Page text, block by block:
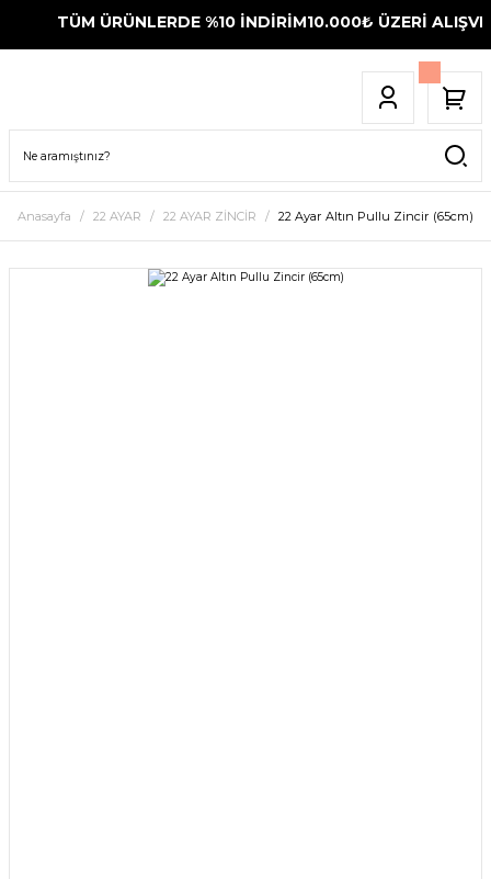
TÜM ÜRÜNLERDE %10 İNDİRİM10.000₺ ÜZERİ
Anasayfa 22 AYAR 22 AYAR ZİNCİR 22 Ayar Altın Pullu Zincir (65cm)